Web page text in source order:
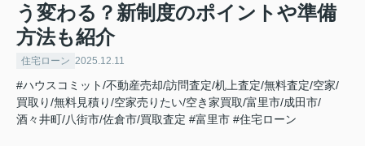
う変わる？新制度のポイントや準備
方法も紹介
住宅ローン 2025.12.11
#ハウスコミット/不動産売却/訪問査定/机上査定/無料査定/空家/
買取り/無料見積り/空家売りたい/空き家買取/富里市/成田市/
酒々井町/八街市/佐倉市/買取査定 #富里市 #住宅ローン